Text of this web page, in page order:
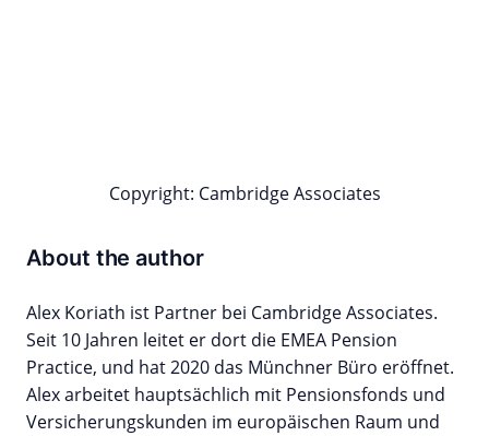
Copyright: Cambridge Associates
About the author
Alex Koriath ist Partner bei Cambridge Associates.
Seit 10 Jahren leitet er dort die EMEA Pension
Practice, und hat 2020 das Münchner Büro eröffnet.
Alex arbeitet hauptsächlich mit Pensionsfonds und
Versicherungskunden im europäischen Raum und